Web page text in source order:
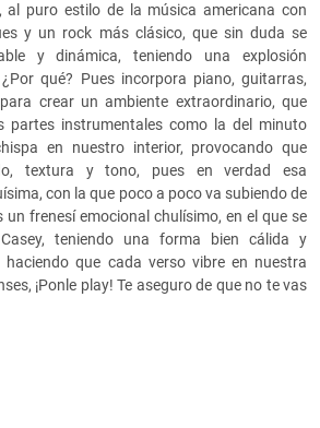
al puro estilo de la música americana con
y un rock más clásico, que sin duda se
y dinámica, teniendo una explosión
qué? Pues incorpora piano, guitarras,
crear un ambiente extraordinario, que
partes instrumentales como la del minuto
en nuestro interior, provocando que
textura y tono, pues en verdad esa
con la que poco a poco va subiendo de
frenesí emocional chulísimo, en el que se
teniendo una forma bien cálida y
haciendo que cada verso vibre en nuestra
¡Ponle play! Te aseguro de que no te vas